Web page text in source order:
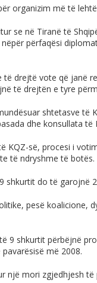
organizim më të
se në Tiranë të
përfaqësi
drejtë vote që janë
të drejtën e tyre
shtetasve të
dhe konsullata të
KQZ-së, procesi i
të ndryshme të botës.
shkurtit do të garojnë
pesë koalicione,
9 shkurtit përbëjnë
më 2008.
një mori zgjedhjesh të